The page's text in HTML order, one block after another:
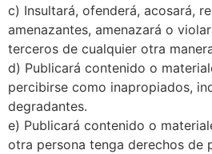
c) Insultará, ofenderá, acosará,
amenazantes, amenazará o
terceros de cualquier otra
d) Publicará contenido o
percibirse como inapropiados,
degradantes.
e) Publicará contenido o
otra persona tenga derechos de